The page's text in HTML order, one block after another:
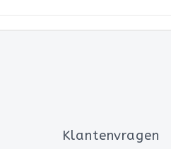
Klantenvragen